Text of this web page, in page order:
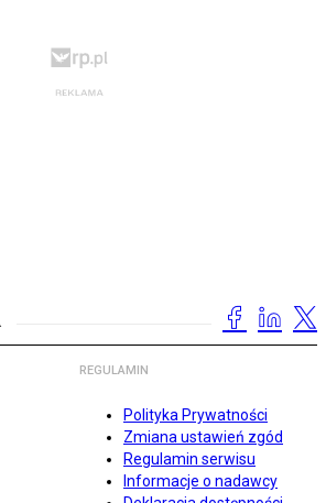
REGULAMIN
Polityka Prywatności
Zmiana ustawień zgód
Regulamin serwisu
Informacje o nadawcy